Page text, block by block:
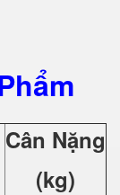
Cân Nặng
(kg)